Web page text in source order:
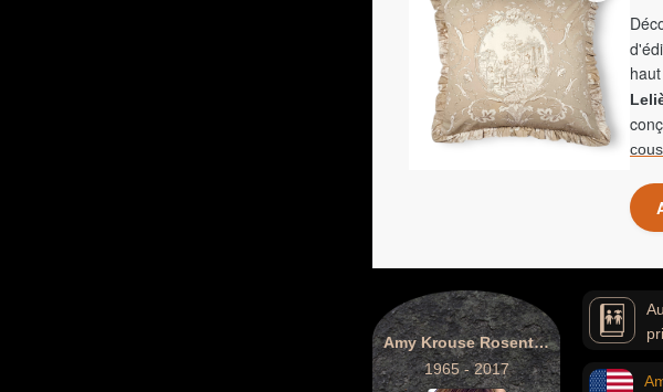
Amy Krouse Rosenthal
1965 - 2017
an